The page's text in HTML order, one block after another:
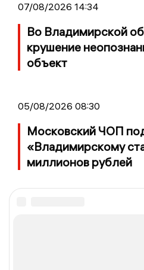
07/08/2026 14:34
Во Владимирской
крушение
объект
05/08/2026 08:30
Московский ЧОП
«Владимирскому
миллионов рублей